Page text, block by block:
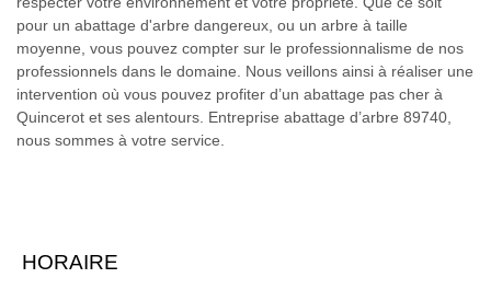
pour un abattage d'arbre dangereux, ou un arbre à taille
moyenne, vous pouvez compter sur le professionnalisme de nos
professionnels dans le domaine. Nous veillons ainsi à réaliser une
intervention où vous pouvez profiter d’un abattage pas cher à
Quincerot et ses alentours. Entreprise abattage d’arbre 89740,
nous sommes à votre service.
HORAIRE